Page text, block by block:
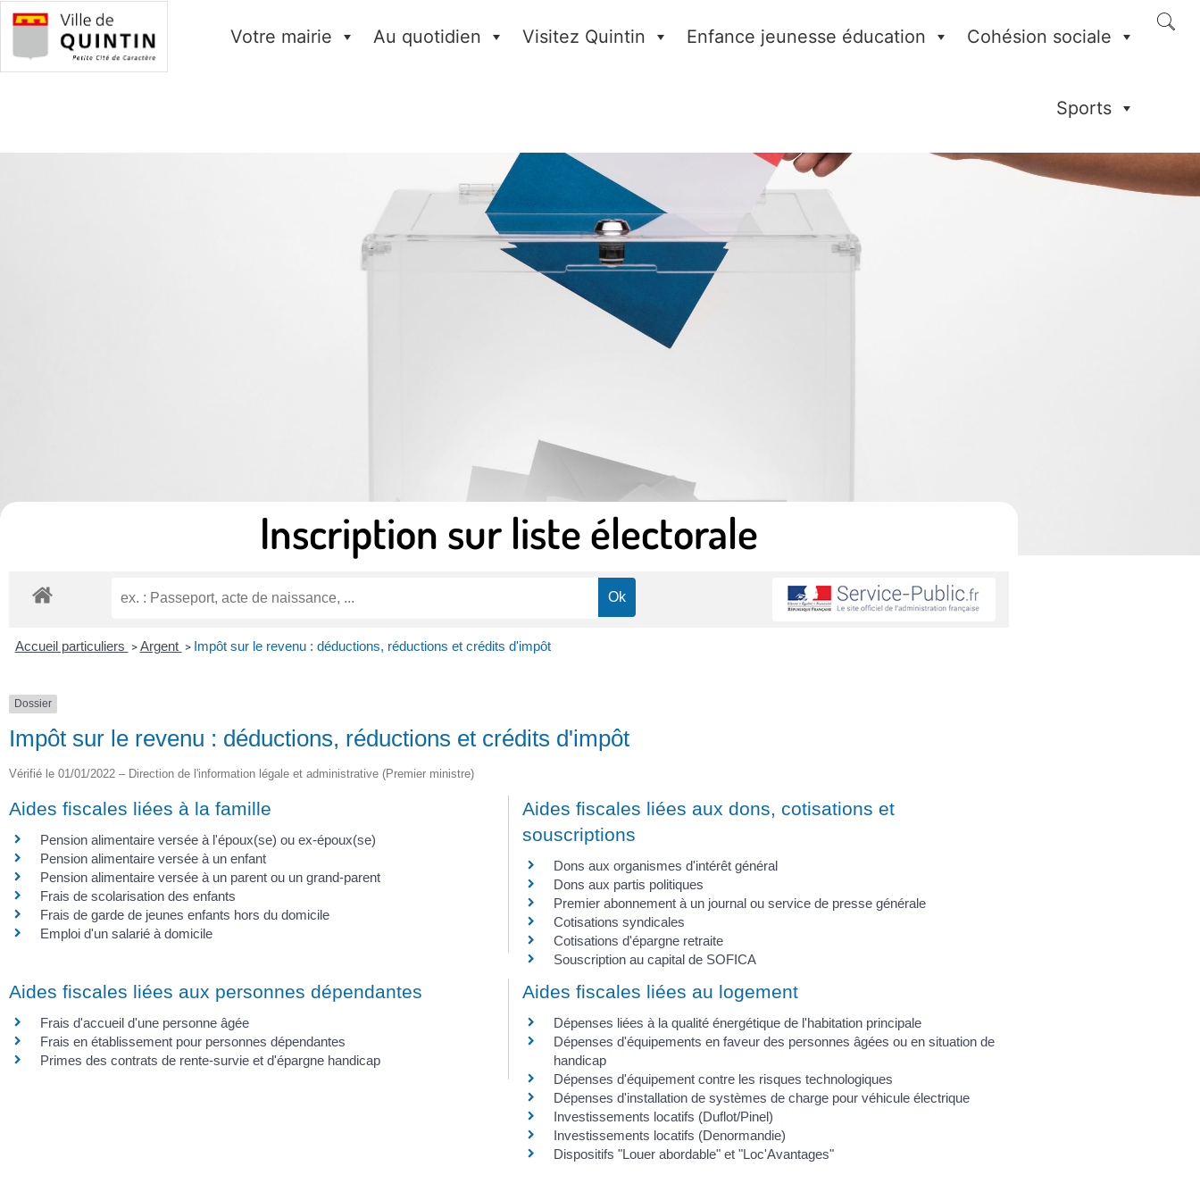
Votre mairie Au quotidien Visitez Quintin Enfance jeunesse éducation Cohésion sociale
Sports
Inscription sur liste électorale
Accueil particuliers > Argent > Impôt sur le revenu : déductions, réductions et crédits d'impôt
Dossier
Impôt sur le revenu : déductions, réductions et crédits d'impôt
Vérifié le 01/01/2022 – Direction de l'information légale et administrative (Premier ministre)
Aides fiscales liées à la famille
Pension alimentaire versée à l'époux(se) ou ex-époux(se)
Pension alimentaire versée à un enfant
Pension alimentaire versée à un parent ou un grand-parent
Frais de scolarisation des enfants
Frais de garde de jeunes enfants hors du domicile
Emploi d'un salarié à domicile
Aides fiscales liées aux dons, cotisations et
souscriptions
Dons aux organismes d'intérêt général
Dons aux partis politiques
Premier abonnement à un journal ou service de presse générale
Cotisations syndicales
Cotisations d'épargne retraite
Souscription au capital de SOFICA
Aides fiscales liées aux personnes dépendantes
Frais d'accueil d'une personne âgée
Frais en établissement pour personnes dépendantes
Primes des contrats de rente-survie et d'épargne handicap
Aides fiscales liées au logement
Dépenses liées à la qualité énergétique de l'habitation principale
Dépenses d'équipements en faveur des personnes âgées ou en situation de
handicap
Dépenses d'équipement contre les risques technologiques
Dépenses d'installation de systèmes de charge pour véhicule électrique
Investissements locatifs (Duflot/Pinel)
Investissements locatifs (Denormandie)
Dispositifs "Louer abordable" et "Loc'Avantages"